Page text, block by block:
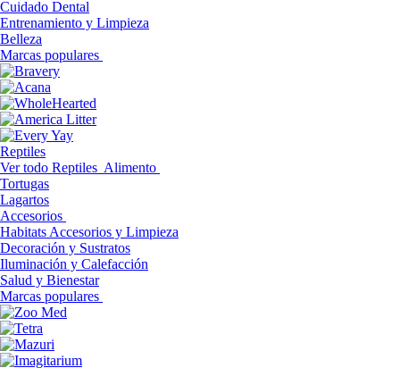
Cuidado Dental
Entrenamiento y Limpieza
Belleza
Marcas populares
Reptiles
Ver todo Reptiles Alimento
Tortugas
Lagartos
Accesorios
Habitats Accesorios y Limpieza
Decoración y Sustratos
Iluminación y Calefacción
Salud y Bienestar
Marcas populares